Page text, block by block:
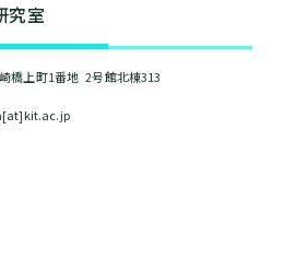
究室
橋上町1番地 2号館北棟313